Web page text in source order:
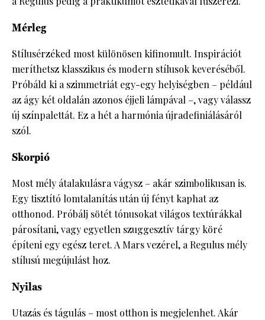
Mérleg
Stílusérzéked most különösen kifinomult. Inspirációt
meríthetsz klasszikus és modern stílusok keveréséből.
Próbáld ki a szimmetriát egy-egy helyiségben – például
az ágy két oldalán azonos éjjeli lámpával –, vagy válassz
új színpalettát. Ez a hét a harmónia újradefiniálásáról
szól.
Skorpió
Most mély átalakulásra vágysz – akár szimbolikusan is.
Egy tisztító lomtalanítás után új fényt kaphat az
otthonod. Próbálj sötét tónusokat világos textúrákkal
párosítani, vagy egyetlen szuggesztív tárgy köré
építeni egy egész teret. A Mars vezérel, a Regulus mély
stílusú megújulást hoz.
Nyilas
Utazás és tágulás – most otthon is megjelenhet. Akár